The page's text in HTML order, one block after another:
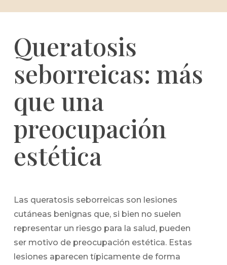
Queratosis
seborreicas: más
que una
preocupación
estética
Las queratosis seborreicas son lesiones
cutáneas benignas que, si bien no suelen
representar un riesgo para la salud, pueden
ser motivo de preocupación estética. Estas
lesiones aparecen típicamente de forma